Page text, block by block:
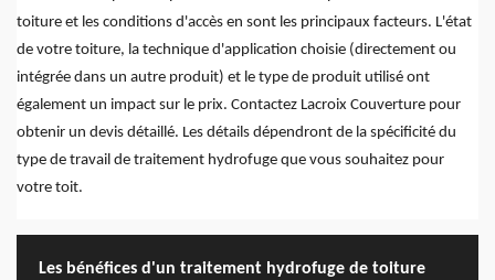
toiture et les conditions d'accès en sont les principaux facteurs. L'état
de votre toiture, la technique d'application choisie (directement ou
intégrée dans un autre produit) et le type de produit utilisé ont
également un impact sur le prix. Contactez Lacroix Couverture pour
obtenir un devis détaillé. Les détails dépendront de la spécificité du
type de travail de traitement hydrofuge que vous souhaitez pour
votre toit.
Les bénéfices d'un traitement hydrofuge de toiture